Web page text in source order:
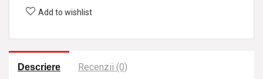
t
Add to wishlist
Descriere Recenzii (0)